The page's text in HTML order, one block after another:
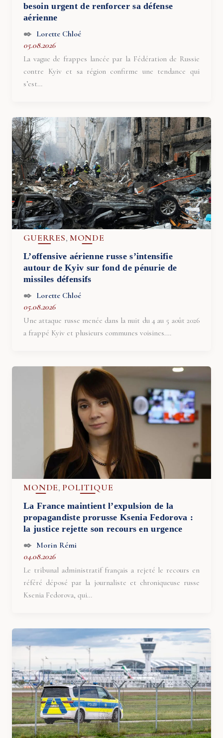
besoin urgent de renforcer sa défense
aérienne
Lorette Chloé
05.08.2026
La vague de frappes lancée par la Fédération de Russie
contre Kyiv et sa région confirme une tendance qui
s’est…
GUERRES, MONDE
L’offensive aérienne russe s’intensifie
autour de Kyiv sur fond de pénurie de
missiles défensifs
Lorette Chloé
05.08.2026
Une attaque russe menée dans la nuit du 4 au 5 août 2026
a frappé Kyiv et plusieurs communes voisines.…
MONDE, POLITIQUE
La France maintient l’expulsion de la
propagandiste prorusse Ksenia Fedorova :
la justice rejette son recours en urgence
Morin Rémi
04.08.2026
Le tribunal administratif français a rejeté le recours en
référé déposé par la journaliste et chroniqueuse russe
Ksenia Fedorova, qui…